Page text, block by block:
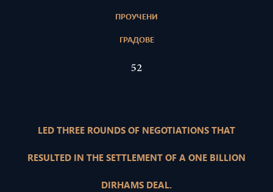
ПРОУЧЕНИ
ГРАДОВЕ
52
LED THREE ROUNDS OF NEGOTIATIONS THAT
RESULTED IN THE SETTLEMENT OF A ONE BILLION
DIRHAMS DEAL.